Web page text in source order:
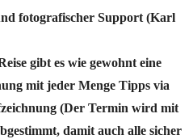
fotografischer Support (Karl
gibt es wie gewohnt eine
mit jeder Menge Tipps via
(Der Termin wird mit
damit auch alle sicher